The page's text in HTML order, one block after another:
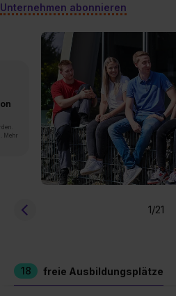
Unternehmen abonnieren
Mehr
1/21
18 freie Ausbildungsplätze